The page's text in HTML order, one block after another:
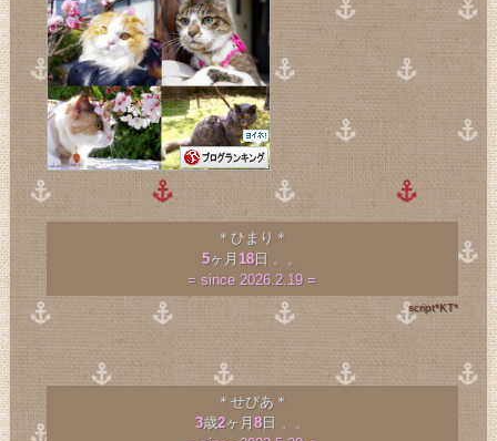
＊ひまり＊
5ヶ月 18日 。。
= since 2026.2.19 =
script*KT*
＊せぴあ＊
3歳2ヶ月8日 。。